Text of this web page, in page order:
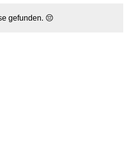
gefunden. 😔